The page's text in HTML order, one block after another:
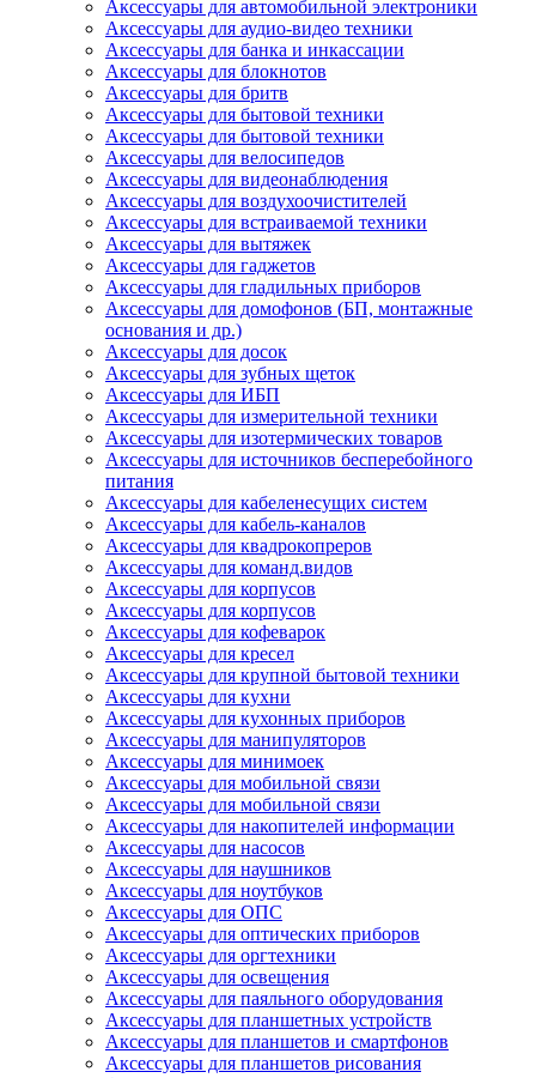
Аксессуары для автомобильной электроники
Аксессуары для аудио-видео техники
Аксессуары для банка и инкассации
Аксессуары для блокнотов
Аксессуары для бритв
Аксессуары для бытовой техники
Аксессуары для бытовой техники
Аксессуары для велосипедов
Аксессуары для видеонаблюдения
Аксессуары для воздухоочистителей
Аксессуары для встраиваемой техники
Аксессуары для вытяжек
Аксессуары для гаджетов
Аксессуары для гладильных приборов
Аксессуары для домофонов (БП, монтажные
основания и др.)
Аксессуары для досок
Аксессуары для зубных щеток
Аксессуары для ИБП
Аксессуары для измерительной техники
Аксессуары для изотермических товаров
Аксессуары для источников бесперебойного
питания
Аксессуары для кабеленесущих систем
Аксессуары для кабель-каналов
Аксессуары для квадрокопреров
Аксессуары для команд.видов
Аксессуары для корпусов
Аксессуары для корпусов
Аксессуары для кофеварок
Аксессуары для кресел
Аксессуары для крупной бытовой техники
Аксессуары для кухни
Аксессуары для кухонных приборов
Аксессуары для манипуляторов
Аксессуары для минимоек
Аксессуары для мобильной связи
Аксессуары для мобильной связи
Аксессуары для накопителей информации
Аксессуары для насосов
Аксессуары для наушников
Аксессуары для ноутбуков
Аксессуары для ОПС
Аксессуары для оптических приборов
Аксессуары для оргтехники
Аксессуары для освещения
Аксессуары для паяльного оборудования
Аксессуары для планшетных устройств
Аксессуары для планшетов и смартфонов
Аксессуары для планшетов рисования